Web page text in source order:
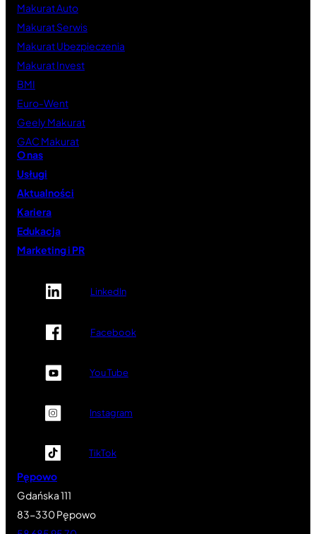
Makurat Auto
Makurat Serwis
Makurat Ubezpieczenia
Makurat Invest
BMI
Euro-Went
Geely Makurat
GAC Makurat
O nas
Usługi
Aktualności
Kariera
Edukacja
Marketing i PR
LinkedIn
Facebook
You Tube
Instagram
TikTok
Pępowo
Gdańska 111
83-330 Pępowo